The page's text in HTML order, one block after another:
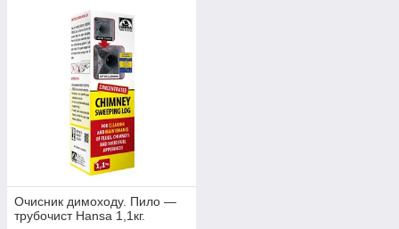
Очисник димоходу. Пило —
трубочист Hansa 1,1кг.